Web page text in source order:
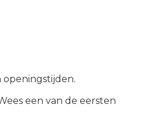
openingstijden.
een van de eersten